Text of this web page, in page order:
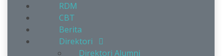
RDM
CBT
Berita
Direktori
Direktori Alumni